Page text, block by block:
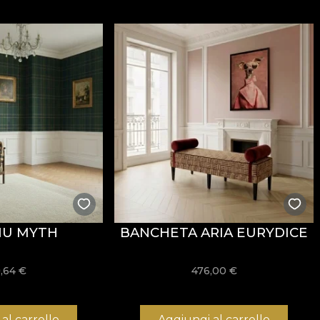
Fire Retardant , fiind potrivit atât pentru utilizare
REACH.
la uzură, având 60.000 rubs
la testul de
la testul de inflamabilitate tip țigară.
MYTH
€
BANCHETA ARIA EURYDICE
476,00 €